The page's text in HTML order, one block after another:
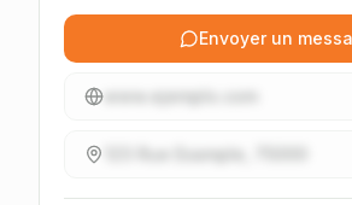
Envoyer un
www.ejemplo.com
123 Rue Example, 75000